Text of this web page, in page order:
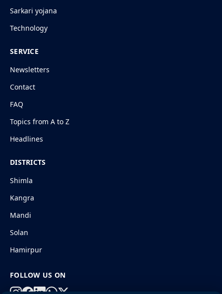
Sarkari yojana
Technology
SERVICE
Newsletters
Contact
FAQ
Topics from A to Z
Headlines
DISTRICTS
Shimla
Kangra
Mandi
Solan
Hamirpur
FOLLOW US ON